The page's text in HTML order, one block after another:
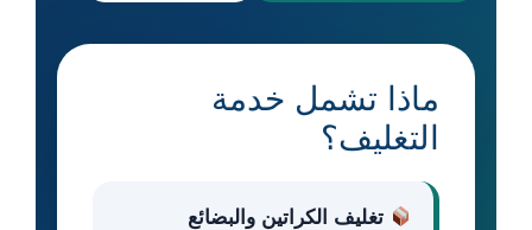
ماذا تشمل خدمة
التغليف؟
تغليف الكراتين والبضائع